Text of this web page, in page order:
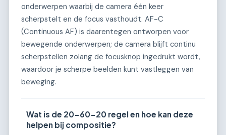
onderwerpen waarbij de camera één keer
scherpstelt en de focus vasthoudt. AF-C
(Continuous AF) is daarentegen ontworpen voor
bewegende onderwerpen; de camera blijft continu
scherpstellen zolang de focusknop ingedrukt wordt,
waardoor je scherpe beelden kunt vastleggen van
beweging.
Wat is de 20-60-20 regel en hoe kan deze
helpen bij compositie?